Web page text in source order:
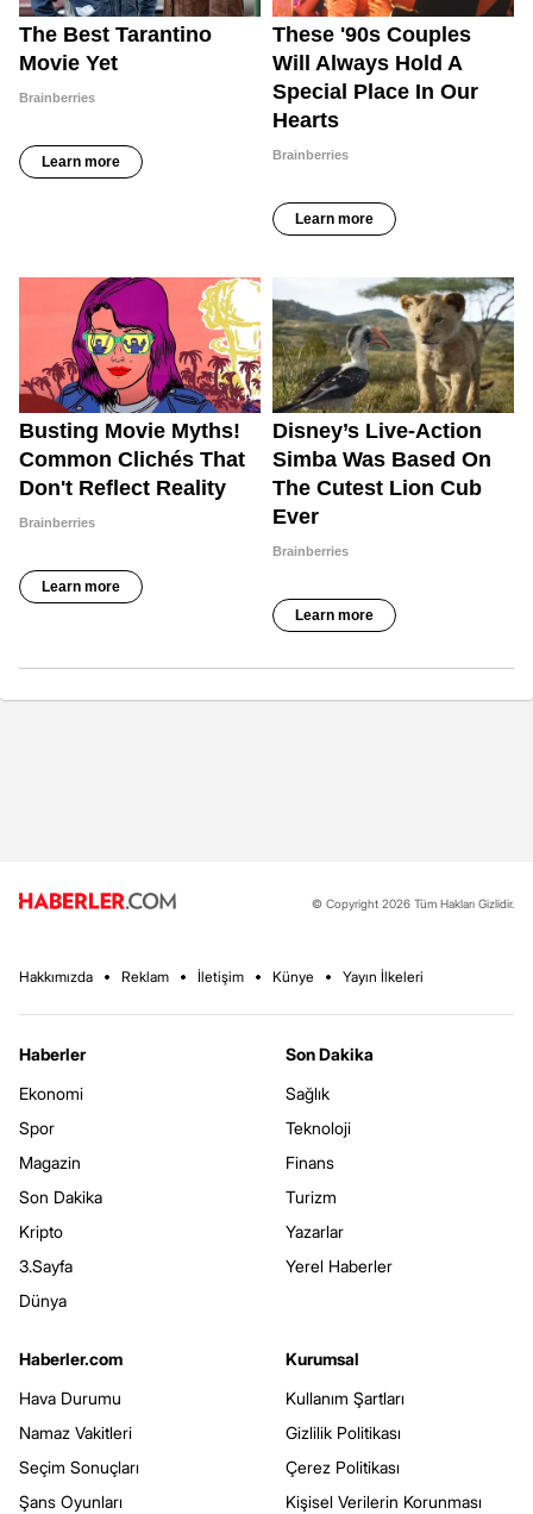
© Copyright 2026 Tüm Hakları Gizlidir.
Hakkımızda Reklam İletişim Künye Yayın İlkeleri
Haberler
Ekonomi
Spor
Magazin
Son Dakika
Kripto
3.Sayfa
Dünya
Son Dakika
Sağlık
Teknoloji
Finans
Turizm
Yazarlar
Yerel Haberler
Haberler.com
Hava Durumu
Namaz Vakitleri
Seçim Sonuçları
Şans Oyunları
Kurumsal
Kullanım Şartları
Gizlilik Politikası
Çerez Politikası
Kişisel Verilerin Korunması